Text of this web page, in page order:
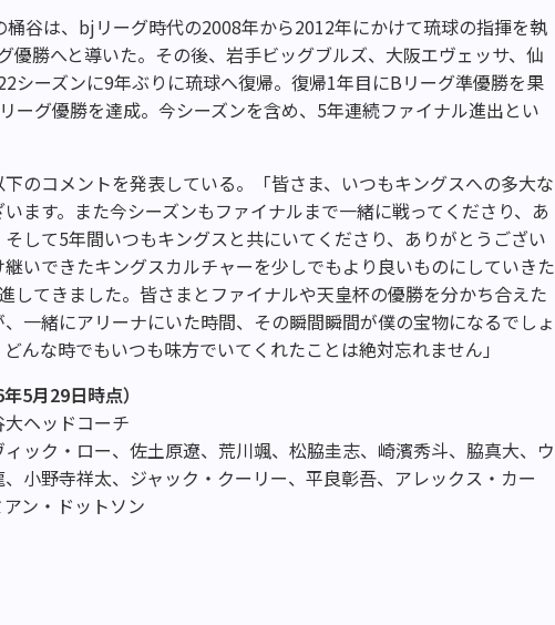
谷は、bjリーグ時代の2008年から2012年にかけて琉球の指揮を執
優勝へと導いた。その後、岩手ビッグブルズ、大阪エヴェッサ、仙
シーズンに9年ぶりに琉球へ復帰。復帰1年目にBリーグ準優勝を果
ーグ優勝を達成。今シーズンを含め、5年連続ファイナル進出とい
のコメントを発表している。「皆さま、いつもキングスへの多大な
ます。また今シーズンもファイナルまで一緒に戦ってくださり、あ
して5年間いつもキングスと共にいてくださり、ありがとうござい
いできたキングスカルチャーを少しでもより良いものにしていきた
してきました。皆さまとファイナルや天皇杯の優勝を分かち合えた
一緒にアリーナにいた時間、その瞬間瞬間が僕の宝物になるでしょ
んな時でもいつも味方でいてくれたことは絶対忘れません」
5月29日時点）
大ヘッドコーチ
ィック・ロー、佐土原遼、荒川颯、松脇圭志、崎濱秀斗、脇真大、ウ
小野寺祥太、ジャック・クーリー、平良彰吾、アレックス・カー
ン・ドットソン